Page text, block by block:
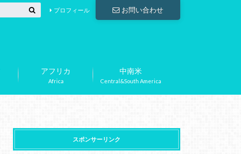
お問い合わせ
プロフィール
Africa
アフリカ
Central&South America
中南米
スポンサーリンク